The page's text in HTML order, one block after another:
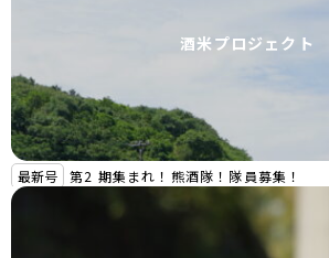
酒米プロジェクト
最新号 第2 期集まれ！熊酒隊！隊員募集！